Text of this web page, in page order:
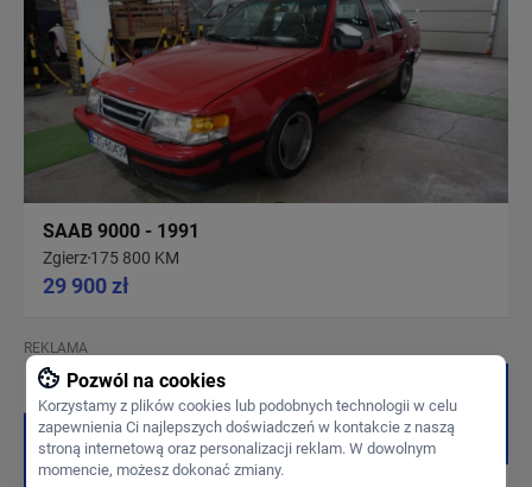
SAAB 9000 - 1991
Zgierz175 800 KM
29 900 zł
REKLAMA
Pozwól na cookies
Korzystamy z plików cookies lub podobnych technologii w celu
zapewnienia Ci najlepszych doświadczeń w kontakcie z naszą
stroną internetową oraz personalizacji reklam. W dowolnym
momencie, możesz dokonać zmiany.